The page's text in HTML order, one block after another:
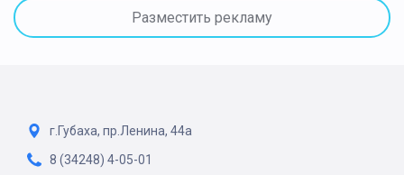
Разместить рекламу
г.Губаха, пр.Ленина, 44а
8 (34248) 4-05-01